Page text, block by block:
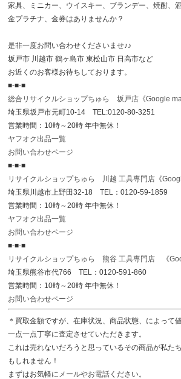
家具、ミニカー、ウイスキー、ブランデー、焼酎、
金プラチナ、金券はありませんか？
是非一度お問い合わせくださいませ♪♪
坂戸市 川越市 鶴ヶ島市 東松山市 日高市など
お近くのお客様お待ちしております。
■-■-■
総合リサイクルショップちゅら 坂戸店 《Google
埼玉県坂戸市元町10-14 TEL:0120-80-3251
営業時間：10時～20時 年中無休！
ヤフオク出品一覧
お問い合わせページ
■-■-■
リサイクルショップちゅら 川越 工具専門店 《
埼玉県川越市上野田32-18 TEL：0120-59-1859
営業時間：10時～20時 年中無休！
ヤフオク出品一覧
お問い合わせページ
■-■-■
リサイクルショップちゅら 熊谷 工具専門店 《
埼玉県熊谷市代766 TEL：0120-591-860
営業時間：10時～20時 年中無休！
お問い合わせページ
＊買取金額ですが、在庫状況、商品状態、によって
一点一点丁寧に査定させていただきます。
これは売れないだろうと思っているその商品が私た
もしれません！
まずはお気軽に メールやお電話 ください。